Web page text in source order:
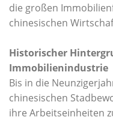
die großen
chinesischen
Historischer
Immobilienindustrie
Bis in die
chinesischen
ihre Arbeitseinheiten